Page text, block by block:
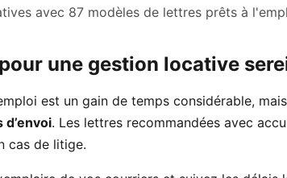
avec 87 modèles de lettres prêts à
une gestion locative
est un gain de temps considérable,
. Les lettres recommandées avec
cas de litige.